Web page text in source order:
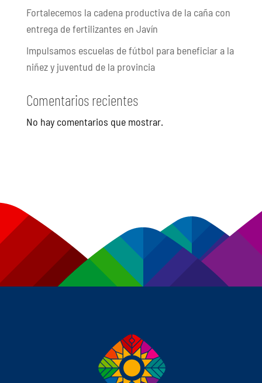
Fortalecemos la cadena productiva de la caña con
entrega de fertilizantes en Javín
Impulsamos escuelas de fútbol para beneficiar a la
niñez y juventud de la provincia
Comentarios recientes
No hay comentarios que mostrar.